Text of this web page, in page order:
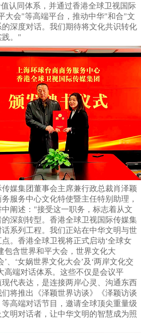
认同体系，并通过香港全球卫视国际
大会"等高端平台，推动中华"和合"文
深度对话。我们期待将文化共识转化
践。"
媒集团董事会主席兼行政总裁肖泽颖
服务中心文化特使暨主任特别助理，
阐述："接受这一职务，标志着从文
深刻转型。香港全球卫视国际传媒集
系列工程。我们正站在中华文明与世
。香港全球卫视将正式启动‘全球女
包含世界和平大会，世界文化大
、‘女娲世界文化大会’及‘两岸文化交
高端对话体系。这些不仅是会议平
代表达，是连接两岸心灵、沟通东西
将推出《泽颖世界访谈》《泽颖访谈
高端对话节目，邀请全球顶尖重量级
明对话者，让中华文明的智慧成为照